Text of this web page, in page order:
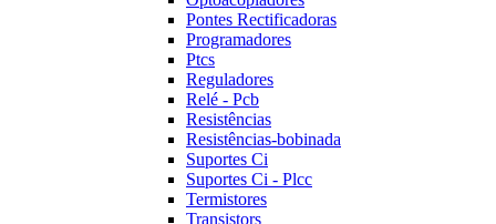
Pontes Rectificadoras
Programadores
Ptcs
Reguladores
Relé - Pcb
Resistências
Resistências-bobinada
Suportes Ci
Suportes Ci - Plcc
Termistores
Transistors